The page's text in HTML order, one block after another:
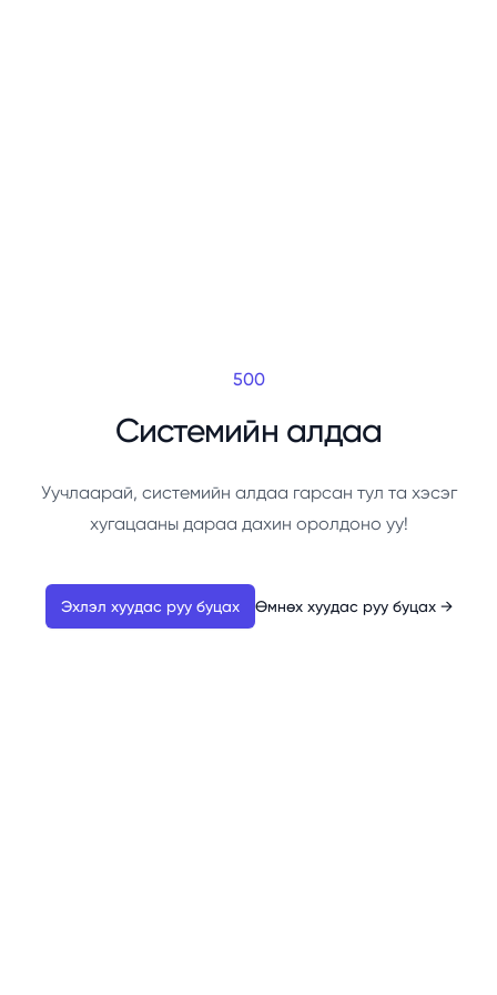
500
Системийн алдаа
Уучлаарай, системийн алдаа гарсан тул та хэсэг
хугацааны дараа дахин оролдоно уу!
Эхлэл хуудас руу буцах Өмнөх хуудас руу буцах →